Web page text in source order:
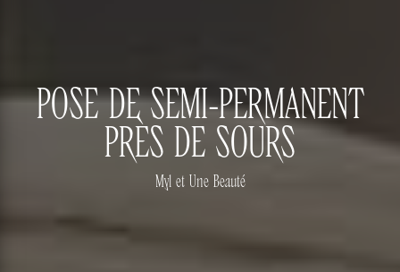
POSE DE SEMI-PERMANENT
PRÈS DE SOURS
Myl et Une Beauté